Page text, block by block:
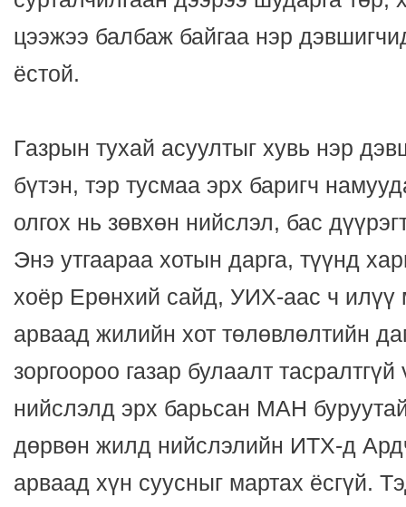
цээжээ балбаж байгаа нэр
ёстой.
Газрын тухай асуултыг хувь нэр
бүтэн, тэр тусмаа эрх баригч
олгох нь зөвхөн нийслэл, бас
Энэ утгаараа хотын дарга, түүнд
хоёр Ерөнхий сайд, УИХ-аас ч илүү
арваад жилийн хот төлөвлөлтийн
зоргоороо газар булаалт
нийслэлд эрх барьсан МАН
дөрвөн жилд нийслэлийн ИТХ-д
арваад хүн суусныг мартах ёсгүй.